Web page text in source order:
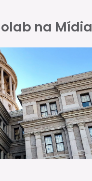
na Mídia